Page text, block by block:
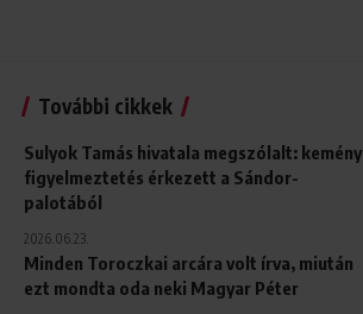
További cikkek
Sulyok Tamás hivatala megszólalt: kemény
figyelmeztetés érkezett a Sándor-
palotából
2026.06.23.
Minden Toroczkai arcára volt írva, miután
ezt mondta oda neki Magyar Péter